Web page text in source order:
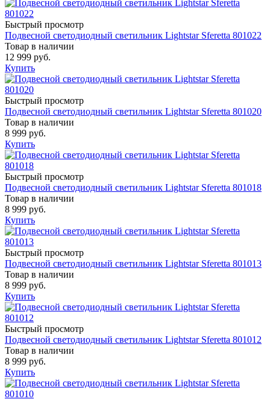
Быстрый просмотр
Подвесной светодиодный светильник Lightstar Sferetta 801022
Товар в наличии
12 999 руб.
Купить
Быстрый просмотр
Подвесной светодиодный светильник Lightstar Sferetta 801020
Товар в наличии
8 999 руб.
Купить
Быстрый просмотр
Подвесной светодиодный светильник Lightstar Sferetta 801018
Товар в наличии
8 999 руб.
Купить
Быстрый просмотр
Подвесной светодиодный светильник Lightstar Sferetta 801013
Товар в наличии
8 999 руб.
Купить
Быстрый просмотр
Подвесной светодиодный светильник Lightstar Sferetta 801012
Товар в наличии
8 999 руб.
Купить